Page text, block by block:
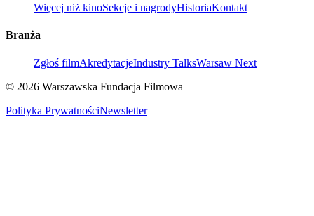
Więcej niż kinoSekcje i nagrodyHistoriaKontakt
Branża
Zgłoś filmAkredytacjeIndustry TalksWarsaw Next
© 2026 Warszawska Fundacja Filmowa
Polityka PrywatnościNewsletter